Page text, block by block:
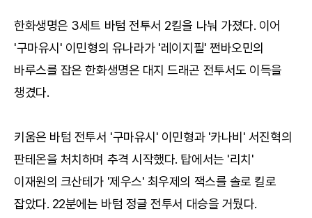
한화생명은 3세트 바텀 전투서 2킬을 나눠 가졌다. 이어
'구마유시' 이민형의 유나라가 '레이지필' 쩐바오민의
바루스를 잡은 한화생명은 대지 드래곤 전투서도 이득을
챙겼다.
키움은 바텀 전투서 '구마유시' 이민형과 '카나비' 서진혁의
판테온을 처치하며 추격 시작했다. 탑에서는 '리치'
이재원의 크산테가 '제우스' 최우제의 잭스를 솔로 킬로
잡았다. 22분에는 바텀 정글 전투서 대승을 거뒀다.